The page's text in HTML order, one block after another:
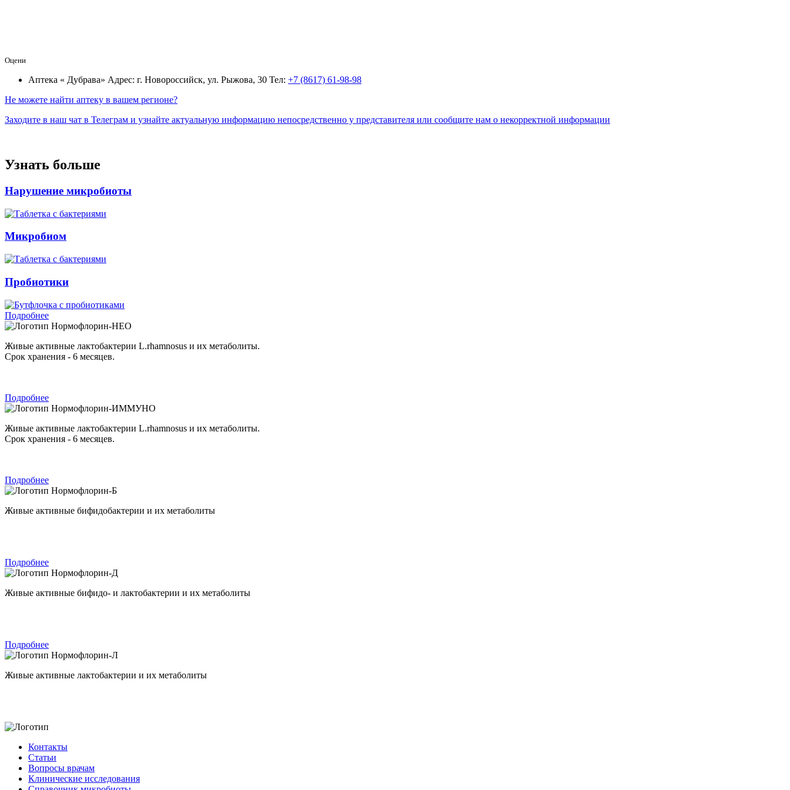
Оцени
Аптека « Дубрава» Адрес: г. Новороссийск, ул. Рыжова, 30 Тел: +7 (8617) 61-98-98
Не можете найти аптеку в вашем регионе?
Заходите в наш чат в Телеграм и узнайте актуальную информацию непосредственно у представителя или сообщите нам о некорректной информации
Узнать больше
Нарушение микробиоты
Микробиом
Пробиотики
Подробнее
Нормофлорин-НЕО
Живые активные лактобактерии L.rhamnosus и их метаболиты.
Срок хранения - 6 месяцев.
Подробнее
Нормофлорин-ИММУНО
Живые активные лактобактерии L.rhamnosus и их метаболиты.
Срок хранения - 6 месяцев.
Подробнее
Нормофлорин-Б
Живые активные бифидобактерии и их метаболиты
Подробнее
Нормофлорин-Д
Живые активные бифидо- и лактобактерии и их метаболиты
Подробнее
Нормофлорин-Л
Живые активные лактобактерии и их метаболиты
Контакты
Статьи
Вопросы врачам
Клинические исследования